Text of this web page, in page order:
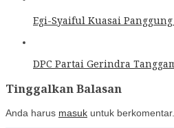
Egi-Syaiful Kuasai
DPC Partai Gerindra
Tinggalkan Balasan
Anda harus masuk untuk berkomentar.